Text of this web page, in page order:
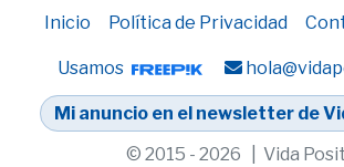
Inicio Política de Privacidad
Usamos
Mi anuncio en el newsletter de
© 2015 - 2026 | Vida